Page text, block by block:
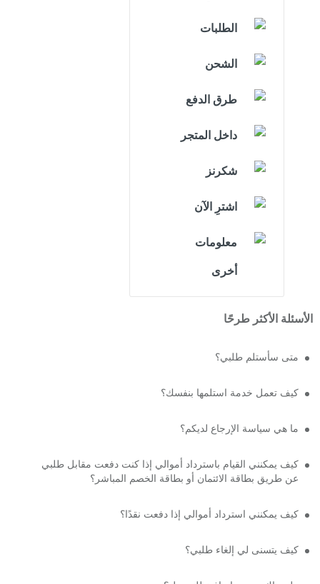
الطلبات
الشحن
طرق الدفع
داخل المتجر
شكرنز
اشترِ الآن
معلومات
أخرى
الأسئلة الأكثر طرحًا
متى سأستلم طلبي؟
كيف تعمل خدمة استلمها بنفسك؟
ما هي سياسة الإرجاع لديكم؟
كيف يمكنني القيام باسترداد أموالي إذا كنت دفعت مقابل طلبي
عن طريق بطاقة الائتمان أو بطاقة الخصم المباشر؟
كيف يمكنني استرداد أموالي إذا دفعت نقدًا؟
كيف يتسنى لي إلغاء طلبي؟